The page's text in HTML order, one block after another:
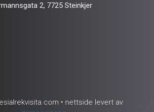
2, 7725 Steinkjer
• nettside levert av